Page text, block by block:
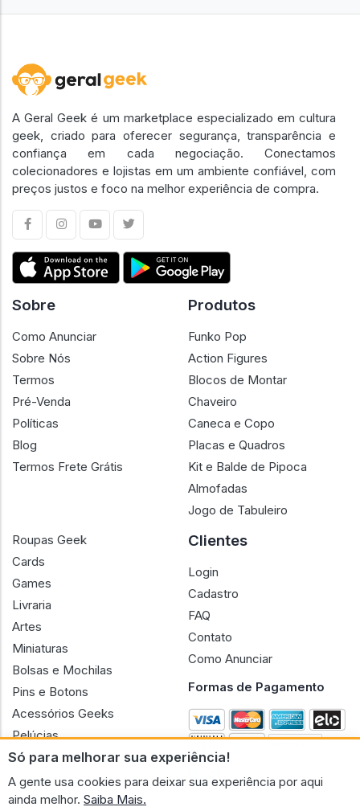
Só para melhorar sua experiência!
A gente usa cookies para deixar sua experiência por aqui
ainda melhor. Saiba Mais.
A Geral Geek é um marketplace especializado em cultura
geek, criado para oferecer segurança, transparência e
confiança em cada negociação. Conectamos
colecionadores e lojistas em um ambiente confiável, com
preços justos e foco na melhor experiência de compra.
Sobre
Como Anunciar
Sobre Nós
Termos
Pré-Venda
Políticas
Blog
Termos Frete Grátis
Produtos
Funko Pop
Action Figures
Blocos de Montar
Chaveiro
Caneca e Copo
Placas e Quadros
Kit e Balde de Pipoca
Almofadas
Jogo de Tabuleiro
Roupas Geek
Cards
Games
Livraria
Artes
Miniaturas
Bolsas e Mochilas
Pins e Botons
Acessórios Geeks
Pelúcias
Bonecas
Clientes
Login
Cadastro
FAQ
Contato
Como Anunciar
Formas de Pagamento